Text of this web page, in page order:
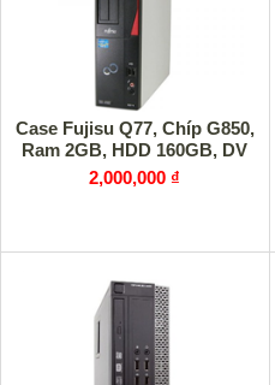
Case Fujisu Q77, Chíp G850,
Ram 2GB, HDD 160GB, DV
2,000,000 ₫